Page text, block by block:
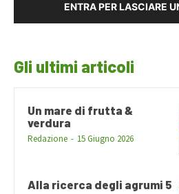
ENTRA PER LASCIARE
Gli ultimi articoli
Un mare di frutta &
verdura
Redazione - 15 Giugno 2026
Alla ricerca degli agrumi 5